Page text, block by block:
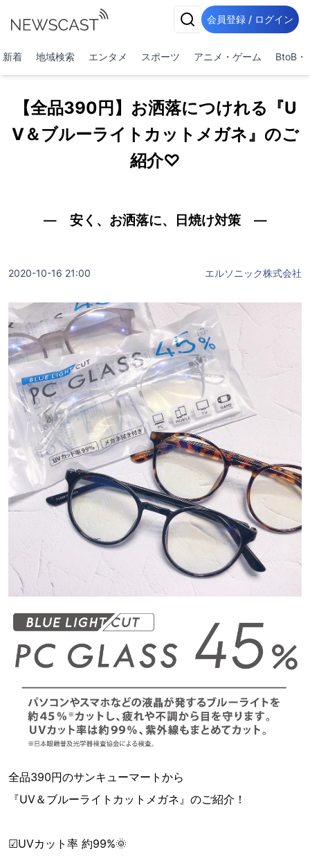
会員登録 / ログイン
新着 地域検索 エンタメ スポーツ アニメ・ゲーム BtoB・
【全品390円】お洒落につけれる『U
V＆ブルーライトカットメガネ』のご
紹介♡
― 安く、お洒落に、日焼け対策 ―
2020-10-16 21:00 エルソニック株式会社
全品390円のサンキューマートから
『UV＆ブルーライトカットメガネ』のご紹介！
☑︎UVカット率 約99%🌞